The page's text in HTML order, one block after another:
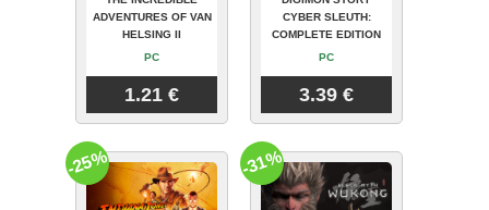
ADVENTURES OF VAN
HELSING II
PC
1.21 €
CYBER SLEUTH:
COMPLETE EDITION
PC
3.39 €
-25% -31%